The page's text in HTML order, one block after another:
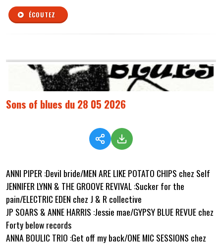
ÉCOUTEZ
Sons of blues du 28 05 2026
ANNI PIPER :Devil bride/MEN ARE LIKE POTATO CHIPS chez Self
JENNIFER LYNN & THE GROOVE REVIVAL :Sucker for the
pain/ELECTRIC EDEN chez J & R collective
JP SOARS & ANNE HARRIS :Jessie mae/GYPSY BLUE REVUE chez
Forty below records
ANNA BOULIC TRIO :Get off my back/ONE MIC SESSIONS chez